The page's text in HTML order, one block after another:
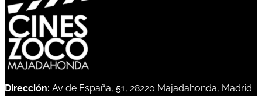
Dirección: Av de España, 51, 28220 Majadahonda, Madrid